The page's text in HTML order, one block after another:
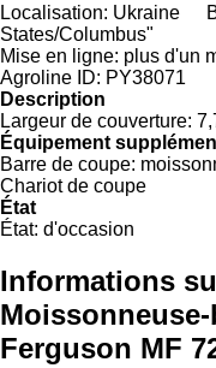
Localisation: Ukraine
States/Columbus"
Mise en ligne: plus d'un
Agroline ID: PY38071
Description
Largeur de couverture:
Équipement
Barre de coupe:
Chariot de coupe
État
État: d'occasion
Informations
Ferguson MF